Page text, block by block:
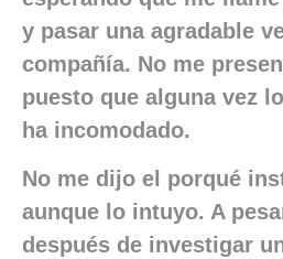
y pasar una agradable
compañía. No me
puesto que alguna vez
ha incomodado.
No me dijo el porqué
aunque lo intuyo. A
después de investigar